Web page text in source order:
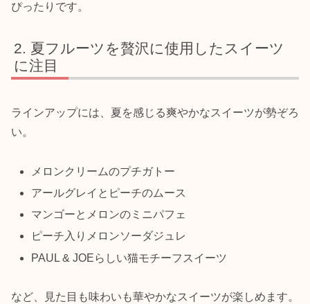
ぴったりです。
夏フルーツを贅沢に使用したスイーツ
に注目
ラインアップには、夏を感じる爽やかなスイーツが勢ぞろ
い。
メロンクリームのプチガトー
アールグレイとピーチのムース
マンゴーとメロンのミニパフェ
ピーチ入りメロンソーダジュレ
PAUL & JOEらしい猫モチーフスイーツ
など、見た目も味わいも華やかなスイーツが楽しめます。